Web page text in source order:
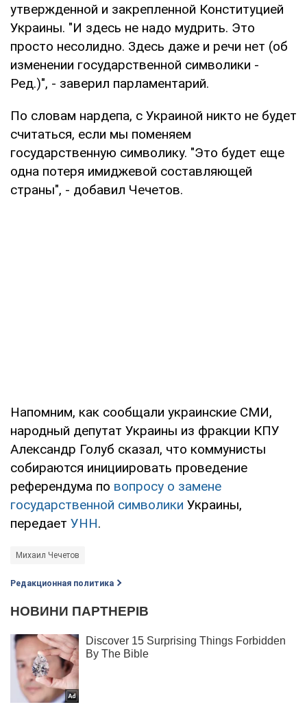
утвержденной и закрепленной Конституцией
Украины. "И здесь не надо мудрить. Это
просто несолидно. Здесь даже и речи нет (об
изменении государственной символики -
Ред.)", - заверил парламентарий.
По словам нардепа, с Украиной никто не будет
считаться, если мы поменяем
государственную символику. "Это будет еще
одна потеря имиджевой составляющей
страны", - добавил Чечетов.
Напомним, как сообщали украинские СМИ,
народный депутат Украины из фракции КПУ
Александр Голуб сказал, что коммунисты
собираются инициировать проведение
референдума по вопросу о замене
государственной символики Украины,
передает УНН.
Михаил Чечетов
Редакционная политика